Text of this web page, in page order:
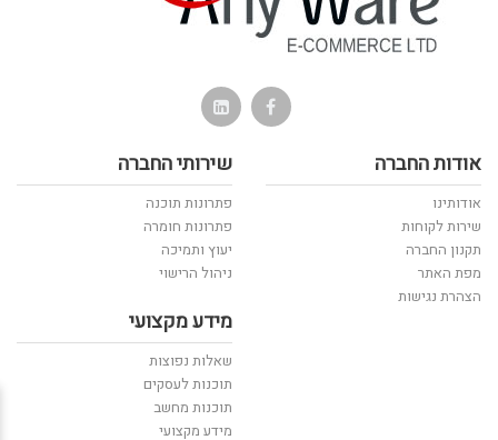
אודות החברה
אודותינו
שירות לקוחות
תקנון החברה
מפת האתר
הצהרת נגישות
שירותי החברה
פתרונות תוכנה
פתרונות חומרה
יעוץ ותמיכה
ניהול הרישוי
מידע מקצועי
שאלות נפוצות
תוכנות לעסקים
תוכנות מחשב
מידע מקצועי